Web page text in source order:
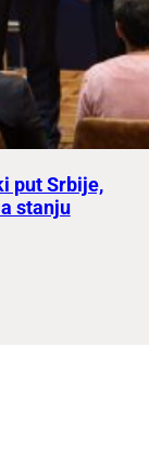
put Srbije,
stanju